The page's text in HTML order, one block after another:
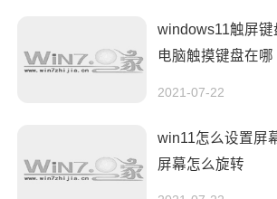
windows11触屏
电脑触摸键盘在哪
2021-07-22
win11怎么设置屏
屏幕怎么旋转